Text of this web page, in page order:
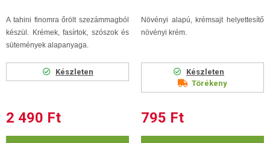
A tahini finomra őrölt szezámmagból
készül. Krémek, fasírtok, szószok és
sütemények alapanyaga.
Készleten
2 490 Ft
Növényi alapú, krémsajt helyettesítő
növényi krém.
Készleten
Törékeny
795 Ft